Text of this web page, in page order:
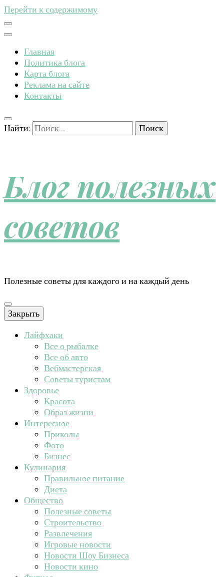
Перейти к содержимому
Главная
Политика блога
Карта блога
Реклама на сайте
Контакты
Найти:
Блог полезных
советов
Полезные советы для каждого и на каждый день
Закрыть
Лайфхаки
Все о рыбалке
Все об авто
Вебмастерская
Советы туристам
Здоровье
Красота
Образ жизни
Интересное
Приколы
Фото
Бизнес
Кулинария
Правильное питание
Диета
Общество
Полезные советы
Строительство
Развлечения
Игровые новости
Новости Шоу Бизнеса
Новости кино